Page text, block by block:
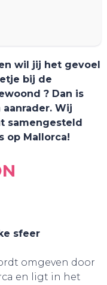
wil jij het gevoel
bij de
? Dan is
Wij
samengesteld
op Mallorca!
sfeer
omgeven door
en ligt in het